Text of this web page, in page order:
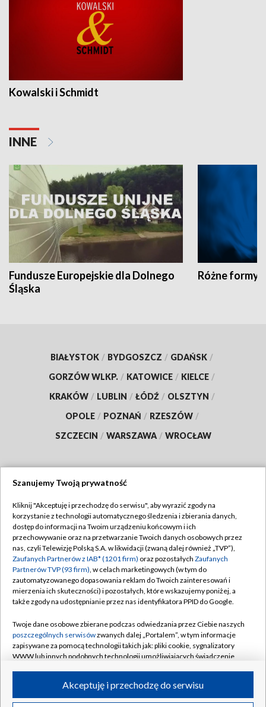
Kowalski i Schmidt
INNE
Fundusze Europejskie dla Dolnego
Śląska
Różne formy
BIAŁYSTOK / BYDGOSZCZ / GDAŃSK /
GORZÓW WLKP. / KATOWICE / KIELCE /
KRAKÓW / LUBLIN / ŁÓDŹ / OLSZTYN /
OPOLE / POZNAŃ / RZESZÓW /
SZCZECIN / WARSZAWA / WROCŁAW
TVP
Abonament TVP
Emisja w TVP
Centrum informacji TVP
Naziemna Telewizja Cyfrowa
Rada Programowa
System NOS
Informacje o nadawcy
Program dla prasy
Regulamin TVP
Polityka prywatności
Moje zgody
Pomoc
Kontakt
Kanały
©2026 Telewizja Polska S.A. w likwidacji
Szanujemy Twoją prywatność
Kliknij "Akceptuję i przechodzę do serwisu", aby wyrazić zgody na
korzystanie z technologii automatycznego śledzenia i zbierania danych,
dostęp do informacji na Twoim urządzeniu końcowym i ich
przechowywanie oraz na przetwarzanie Twoich danych osobowych przez
nas, czyli Telewizję Polską S.A. w likwidacji (zwaną dalej również „TVP”),
Zaufanych Partnerów z IAB* (1201 firm) oraz pozostałych Zaufanych
Partnerów TVP (93 firm), w celach marketingowych (w tym do
zautomatyzowanego dopasowania reklam do Twoich zainteresowań i
mierzenia ich skuteczności) i pozostałych, które wskazujemy poniżej, a
także zgody na udostępnianie przez nas identyfikatora PPID do Google.
Twoje dane osobowe zbierane podczas odwiedzania przez Ciebie naszych
poszczególnych serwisówzwanych dalej „Portalem”, w tym informacje
zapisywane za pomocą technologii takich jak: pliki cookie, sygnalizatory
WWW lub innych podobnych technologii umożliwiających świadczenie
ruchu w Internecie.Akceptuję i przechodzę do serwisu